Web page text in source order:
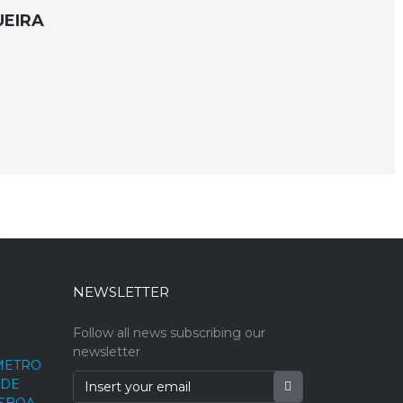
NEWSLETTER
Follow all news subscribing our
newsletter